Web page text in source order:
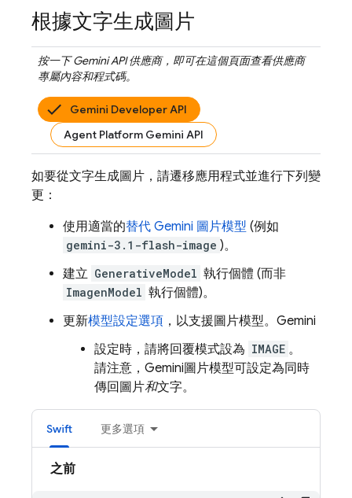
根據文字生成圖片
按一下Gemini API供應商，即可在這個頁面查看供應商
專屬內容和程式碼。
Gemini Developer API
Agent Platform Gemini API
如要從文字生成圖片，請遷移應用程式並進行下列變
更：
使用適當的替代 Gemini 圖片模型 (例如
gemini-3.1-flash-image )。
建立 GenerativeModel 執行個體 (而非
ImagenModel 執行個體)。
更新模型設定選項 ，以支援圖片模型。 Gemini
設定時，請將回覆模式設為 IMAGE 。
請注意， Gemini圖片模型可設定為同時
傳回圖片和文字。
Swift 更多選項
之前